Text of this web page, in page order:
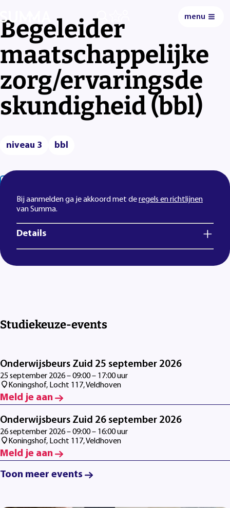
menu
Begeleider
maatschappelijke
zorg/ervaringsde
skundigheid (bbl)
niveau 3 bbl
Bij aanmelden ga je akkoord met deregels en richtlijnen
van Summa.
Details
Studiekeuze-events
Onderwijsbeurs Zuid 25 september 2026
25 september 2026 – 09:00 – 17:00 uur
Koningshof, Locht 117, Veldhoven
Meld je aan
Onderwijsbeurs Zuid 26 september 2026
26 september 2026 – 09:00 – 16:00 uur
Koningshof, Locht 117, Veldhoven
Meld je aan
Toon meer events